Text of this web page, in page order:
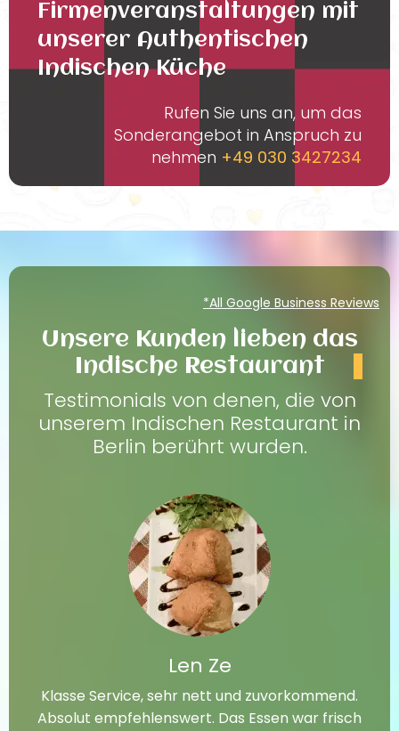
Firmenveranstaltungen mit
unserer Authentischen
Indischen Küche
Rufen Sie uns an, um das
Sonderangebot in Anspruch zu
nehmen +49 030 3427234
*All Google Business Reviews
Unsere Kunden lieben das
Indische Restaurant
Testimonials von denen, die von
unserem Indischen Restaurant in
Berlin berührt wurden.
Len Ze
Klasse Service, sehr nett und zuvorkommend.
Absolut empfehlenswert. Das Essen war frisch